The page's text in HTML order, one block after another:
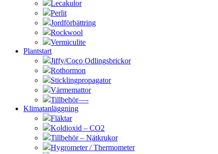
Lecakulor
Perlit
Jordförbättring
Rockwool
Vermiculite
Plantstart
Jiffy/Coco Odlingsbrickor
Rothormon
Sticklingpropagator
Värmemattor
Tillbehör—-
Klimatanläggning
Fläktar
Koldioxid – CO2
Tillbehör – Nätkrukor
Hygrometer / Thermometer